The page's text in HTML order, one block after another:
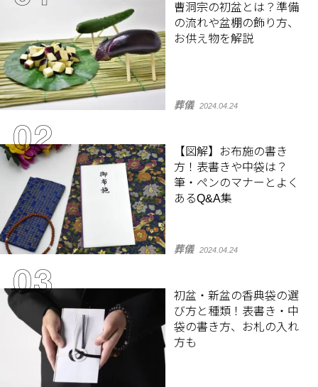
曹洞宗の初盆とは？準備
の流れや盆棚の飾り方、
お供え物を解説
葬儀 2024.04.24
【図解】お布施の書き
方！表書きや中袋は？
筆・ペンのマナーとよく
あるQ&A集
葬儀 2024.04.24
初盆・新盆の香典袋の選
び方と種類！表書き・中
袋の書き方、お札の入れ
方も